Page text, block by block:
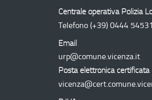
Centrale operativa Polizia
Telefono (+39) 0444
Email
urp@comune.vicenza.it
Posta elettronica certificata